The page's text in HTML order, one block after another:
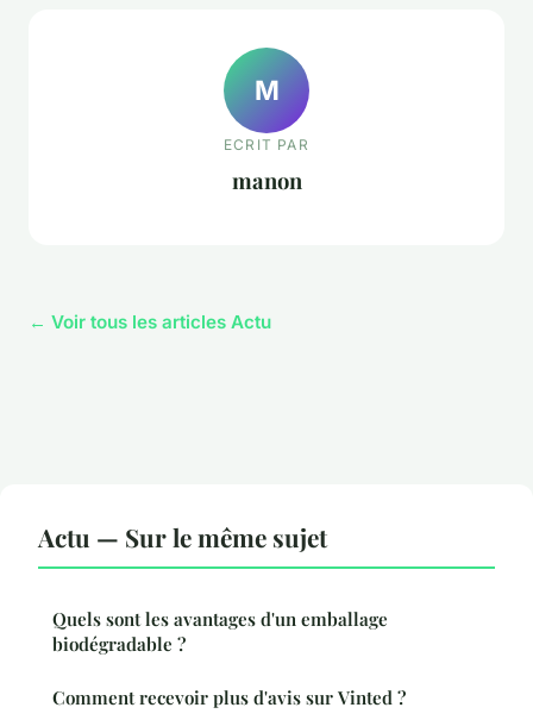
M
ECRIT PAR
manon
← Voir tous les articles Actu
Actu — Sur le même sujet
Quels sont les avantages d'un emballage
biodégradable ?
Comment recevoir plus d'avis sur Vinted ?